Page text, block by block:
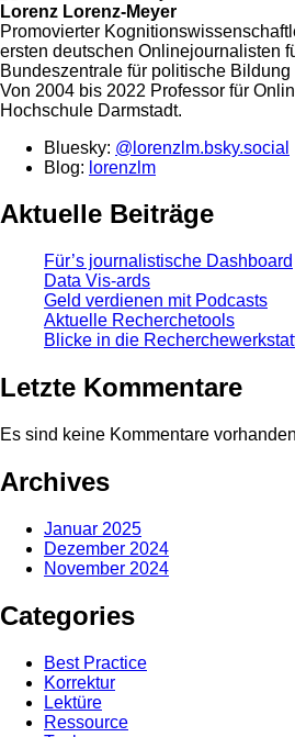
Lorenz Lorenz-Meyer
Promovierter
ersten deutschen Onlinejournalisten
Bundeszentrale für politische
Von 2004 bis 2022 Professor für
Hochschule Darmstadt.
Bluesky: @lorenzlm.bsky.social
Blog: lorenzlm
Aktuelle Beiträge
Für’s journalistische Dashboard
Data Vis-ards
Geld verdienen mit Podcasts
Aktuelle Recherchetools
Blicke in die
Letzte Kommentare
Es sind keine Kommentare
Archives
Januar 2025
Dezember 2024
November 2024
Categories
Best Practice
Korrektur
Lektüre
Ressource